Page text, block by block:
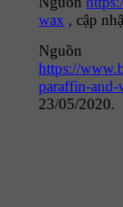
wax , cập
Nguồn
https://
paraffin-and-
23/05/2020.